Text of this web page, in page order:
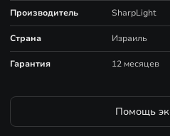
Производитель SharpLight
Страна Израиль
Гарантия 12 месяцев
Помощь